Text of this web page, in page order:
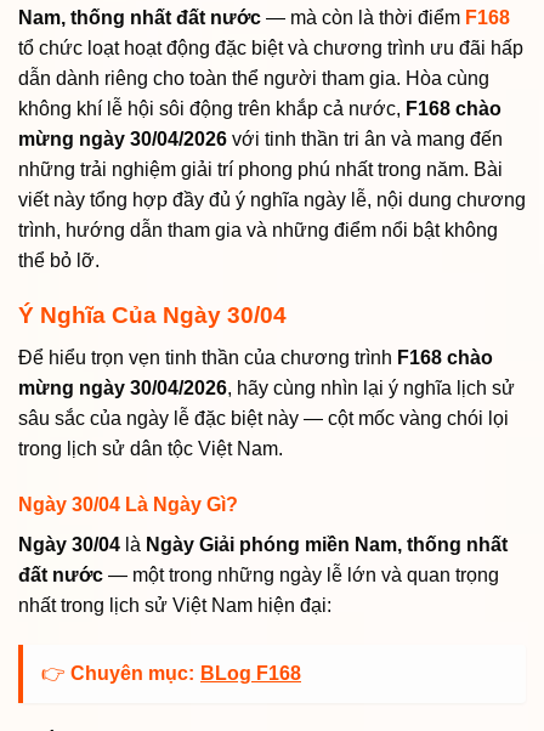
Nam, thống nhất đất nước — mà còn là thời điểm F168
tổ chức loạt hoạt động đặc biệt và chương trình ưu đãi hấp
dẫn dành riêng cho toàn thể người tham gia. Hòa cùng
không khí lễ hội sôi động trên khắp cả nước, F168 chào
mừng ngày 30/04/2026 với tinh thần tri ân và mang đến
những trải nghiệm giải trí phong phú nhất trong năm. Bài
viết này tổng hợp đầy đủ ý nghĩa ngày lễ, nội dung chương
trình, hướng dẫn tham gia và những điểm nổi bật không
thể bỏ lỡ.
Ý Nghĩa Của Ngày 30/04
Để hiểu trọn vẹn tinh thần của chương trình F168 chào
mừng ngày 30/04/2026, hãy cùng nhìn lại ý nghĩa lịch sử
sâu sắc của ngày lễ đặc biệt này — cột mốc vàng chói lọi
trong lịch sử dân tộc Việt Nam.
Ngày 30/04 Là Ngày Gì?
Ngày 30/04 là Ngày Giải phóng miền Nam, thống nhất
đất nước — một trong những ngày lễ lớn và quan trọng
nhất trong lịch sử Việt Nam hiện đại:
👉 Chuyên mục: BLog F168